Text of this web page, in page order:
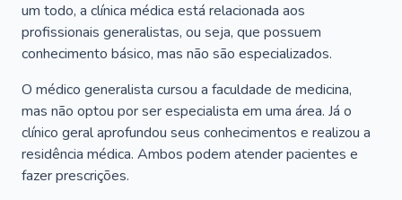
um todo, a clínica médica está relacionada aos
profissionais generalistas, ou seja, que possuem
conhecimento básico, mas não são especializados.
O médico generalista cursou a faculdade de medicina,
mas não optou por ser especialista em uma área. Já o
clínico geral aprofundou seus conhecimentos e realizou a
residência médica. Ambos podem atender pacientes e
fazer prescrições.